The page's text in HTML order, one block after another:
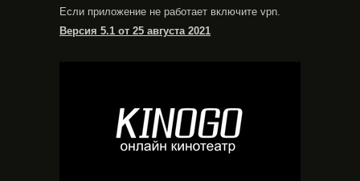
Если приложение не работает включите vpn.
Версия 5.1 от 25 августа 2021